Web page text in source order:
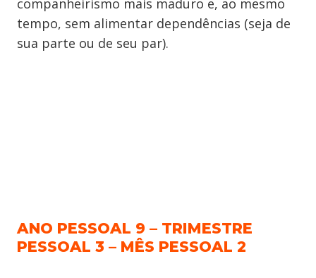
companheirismo mais maduro e, ao mesmo
tempo, sem alimentar dependências (seja de
sua parte ou de seu par).
ANO PESSOAL 9 – TRIMESTRE
PESSOAL 3 – MÊS PESSOAL 2